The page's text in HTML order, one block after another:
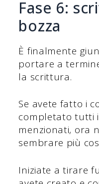
Fase 6:
bozza
È finalmente
portare a
la scrittura.
Se avete fatto i
completato tutti
menzionati, ora
sembrare più
Iniziate a tirare